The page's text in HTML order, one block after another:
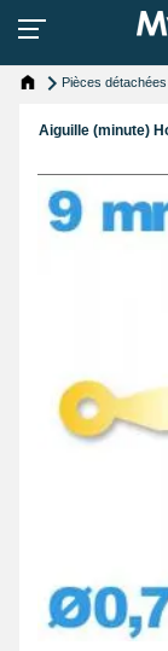
Pièces détachées
Aiguille (minute)